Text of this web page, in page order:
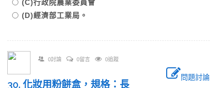
(C)行政院農業委員會
(D)經濟部工業局。
0討論 0留言 0追蹤
問題討論
30. 化妝用粉餅盒，規格：長